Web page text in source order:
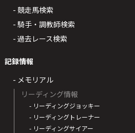
- 競走馬検索
- 騎手・調教師検索
- 過去レース検索
記録情報
- メモリアル
リーディング情報
- リーディングジョッキー
- リーディングトレーナー
- リーディングサイアー